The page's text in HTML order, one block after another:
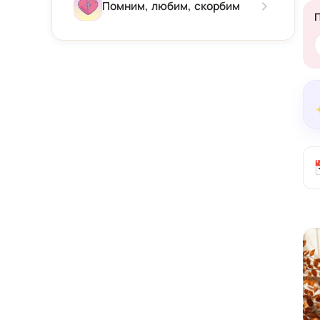
Помним, любим, скорбим